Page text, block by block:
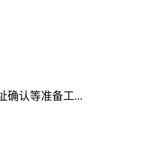
确认等准备工...